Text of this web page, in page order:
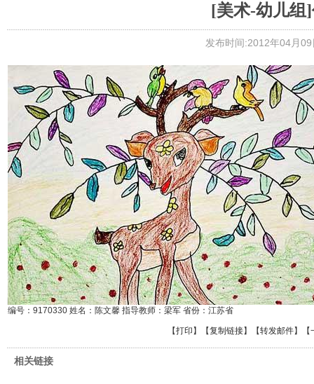
[美术-幼儿组]
发布时间:2012年04月
编号：9170330 姓名：陈文馨 指导教师：梁军 省份：江苏省
【打印 】【复制链接】【转发邮件】
相关链接